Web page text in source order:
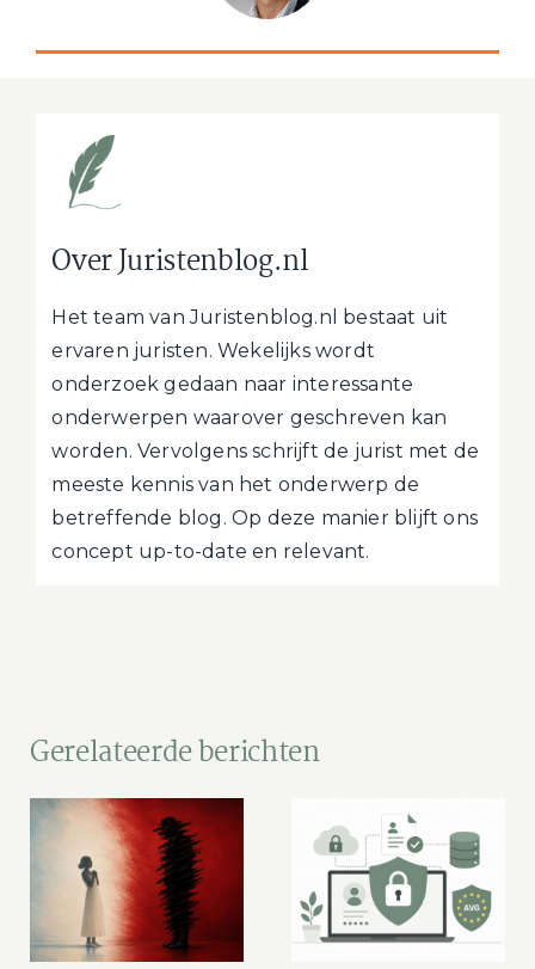
Over Juristenblog.nl
Het team van Juristenblog.nl bestaat uit
ervaren juristen. Wekelijks wordt
onderzoek gedaan naar interessante
onderwerpen waarover geschreven kan
worden. Vervolgens schrijft de jurist met de
meeste kennis van het onderwerp de
betreffende blog. Op deze manier blijft ons
concept up-to-date en relevant.
Gerelateerde berichten